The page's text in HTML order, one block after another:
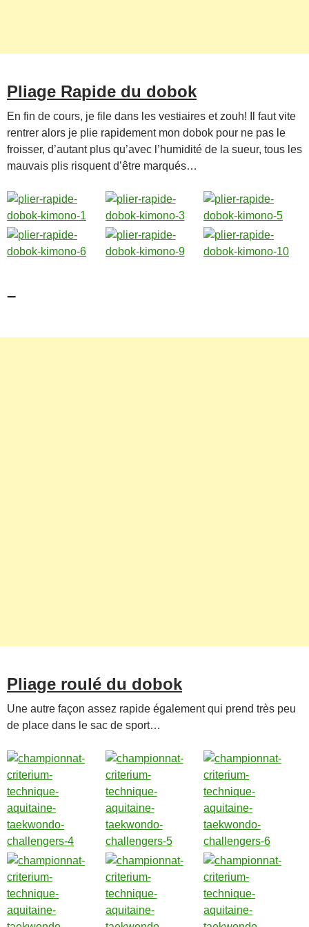
Pliage Rapide du dobok
En fin de cours, je file dans les vestiaires et zouh! Il faut vite
rentrer alors je plie rapidement mon dobok pour ne pas le
froisser, d’autant plus qu’avec l’humidité de la sueur, tous les
mauvais plis risquent d’être marqués…
–
Pliage roulé du dobok
Une autre façon assez rapide également qui prend très peu
de place dans le sac de sport…